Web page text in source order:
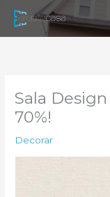
para
Sala
70%!
Decorar